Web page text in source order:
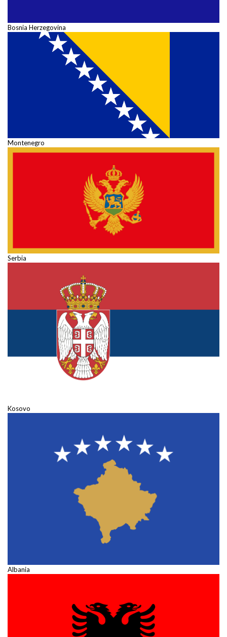
Bosnia Herzegovina
Montenegro
Serbia
Kosovo
Albania